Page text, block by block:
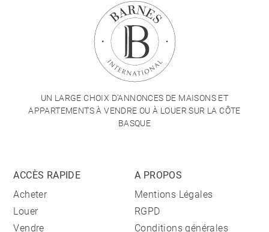
UN LARGE CHOIX D'ANNONCES DE MAISONS ET
APPARTEMENTS À VENDRE OU À LOUER SUR LA CÔTE
BASQUE
ACCÈS RAPIDE
Acheter
Louer
Vendre
A PROPOS
Mentions Légales
RGPD
Conditions générales